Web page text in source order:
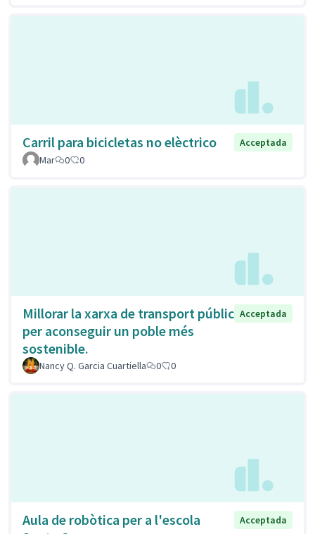
Carril para bicicletas no elèctrico
Acceptada
Mar
0 0
Millorar la xarxa de transport públic
per aconseguir un poble més
sostenible.
Acceptada
Nancy Q. Garcia Cuartiella 0 0
Aula de robòtica per a l'escola
Acceptada